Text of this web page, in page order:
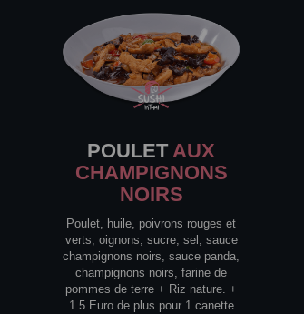
POULETAUX
CHAMPIGNONS
NOIRS
Poulet, huile, poivrons rouges et
verts, oignons, sucre, sel, sauce
champignons noirs, sauce panda,
champignons noirs, farine de
pommes de terre + Riz nature. +
1.5 Euro de plus pour 1 canette